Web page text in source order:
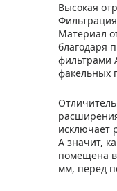
Высокая
Материал
благодаря
фильтрами
факельных
исключает
А значит,
помещена в
мм, перед